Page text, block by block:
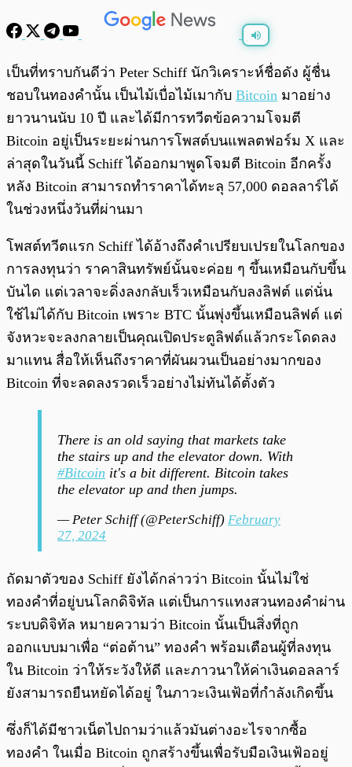
พร้อมเล่น 0:00 / 0:00
เป็นที่ทราบกันดีว่า Peter Schiff นักวิเคราะห์ชื่อดัง ผู้ชื่น
ชอบในทองคำนั้น เป็นไม้เบื่อไม้เมากับ Bitcoin มาอย่าง
ยาวนานนับ 10 ปี และได้มีการทวีตข้อความโจมตี
Bitcoin อยู่เป็นระยะผ่านการโพสต์บนแพลตฟอร์ม X และ
ล่าสุดในวันนี้ Schiff ได้ออกมาพูดโจมตี Bitcoin อีกครั้ง
หลัง Bitcoin สามารถทำราคาได้ทะลุ 57,000 ดอลลาร์ได้
ในช่วงหนึ่งวันที่ผ่านมา
โพสต์ทวีตแรก Schiff ได้อ้างถึงคำเปรียบเปรยในโลกของ
การลงทุนว่า ราคาสินทรัพย์นั้นจะค่อย ๆ ขึ้นเหมือนกับขึ้น
บันได แต่เวลาจะดิ่งลงกลับเร็วเหมือนกับลงลิฟต์ แต่นั่น
ใช้ไม่ได้กับ Bitcoin เพราะ BTC นั้นพุ่งขึ้นเหมือนลิฟต์ แต่
จังหวะจะลงกลายเป็นคุณเปิดประตูลิฟต์แล้วกระโดดลง
มาแทน สื่อให้เห็นถึงราคาที่ผันผวนเป็นอย่างมากของ
Bitcoin ที่จะลดลงรวดเร็วอย่างไม่ทันได้ตั้งตัว
There is an old saying that markets take
the stairs up and the elevator down. With
#Bitcoin it's a bit different. Bitcoin takes
the elevator up and then jumps.
— Peter Schiff (@PeterSchiff) February
27, 2024
ถัดมาตัวของ Schiff ยังได้กล่าวว่า Bitcoin นั้นไม่ใช่
ทองคำที่อยู่บนโลกดิจิทัล แต่เป็นการแทงสวนทองคำผ่าน
ระบบดิจิทัล หมายความว่า Bitcoin นั้นเป็นสิ่งที่ถูก
ออกแบบมาเพื่อ “ต่อต้าน” ทองคำ พร้อมเตือนผู้ที่ลงทุน
ใน Bitcoin ว่าให้ระวังให้ดี และภาวนาให้ค่าเงินดอลลาร์
ยังสามารถยืนหยัดได้อยู่ ในภาวะเงินเฟ้อที่กำลังเกิดขึ้น
ซึ่งก็ได้มีชาวเน็ตไปถามว่าแล้วมันต่างอะไรจากซื้อ
ทองคำ ในเมื่อ Bitcoin ถูกสร้างขึ้นเพื่อรับมือเงินเฟ้ออยู่